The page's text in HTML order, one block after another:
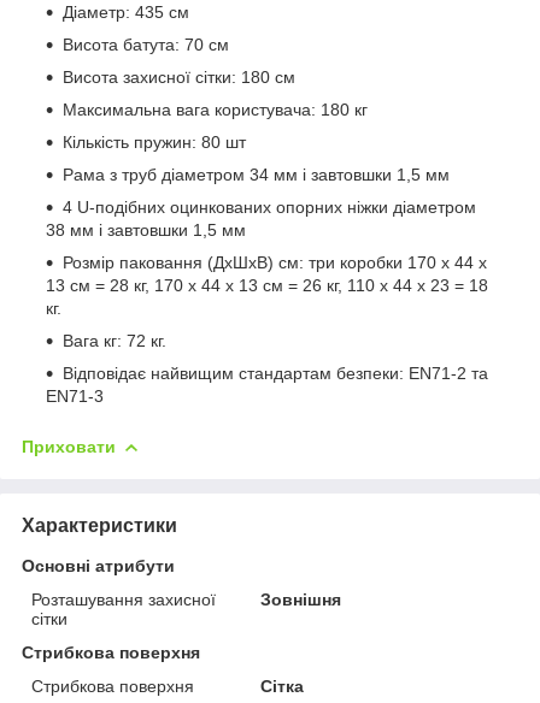
Діаметр: 435 см
Висота батута: 70 см
Висота захисної сітки: 180 см
Максимальна вага користувача: 180 кг
Кількість пружин: 80 шт
Рама з труб діаметром 34 мм і завтовшки 1,5 мм
4 U-подібних оцинкованих опорних ніжки діаметром
38 мм і завтовшки 1,5 мм
Розмір паковання (ДхШхВ) см: три коробки 170 х 44 х
13 см = 28 кг, 170 х 44 х 13 см = 26 кг, 110 х 44 х 23 = 18
кг.
Вага кг: 72 кг.
Відповідає найвищим стандартам безпеки: EN71-2 та
EN71-3
Приховати
Характеристики
Основні атрибути
Розташування захисної
сітки
Зовнішня
Стрибкова поверхня
Стрибкова поверхня
Сітка